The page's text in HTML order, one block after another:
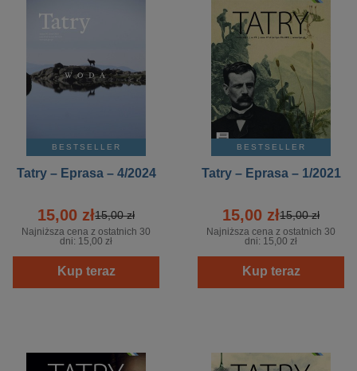
BESTSELLER
Tatry – Eprasa – 4/2024
15,00 zł15,00 zł
Najniższa cena z ostatnich 30
dni: 15,00 zł
Kup teraz
BESTSELLER
Tatry – Eprasa – 1/2021
15,00 zł15,00 zł
Najniższa cena z ostatnich 30
dni: 15,00 zł
Kup teraz